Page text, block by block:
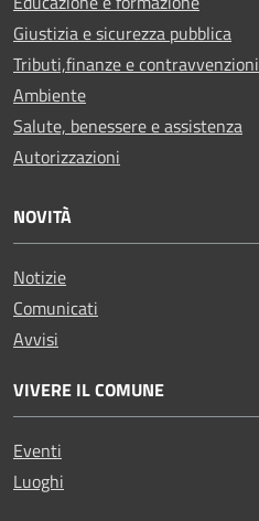
Giustizia e sicurezza pubblica
Tributi,finanze e contravvenzioni
Ambiente
Salute, benessere e assistenza
Autorizzazioni
NOVITÀ
Notizie
Comunicati
Avvisi
VIVERE IL COMUNE
Eventi
Luoghi